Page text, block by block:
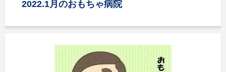
2022.1月のおもちゃ病院